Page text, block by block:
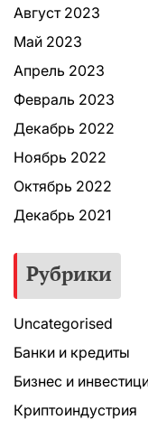
Август 2023
Май 2023
Апрель 2023
Февраль 2023
Декабрь 2022
Ноябрь 2022
Октябрь 2022
Декабрь 2021
Рубрики
Uncategorised
Банки и кредиты
Бизнес и
Криптоиндустрия